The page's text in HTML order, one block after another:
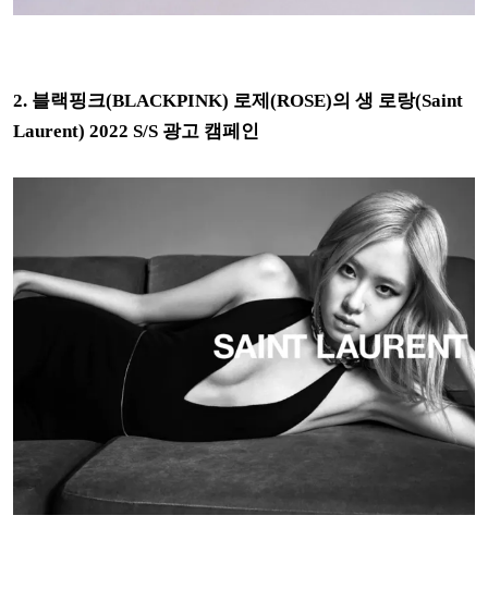
2. 블랙핑크(BLACKPINK) 로제(ROSE)의 생 로랑(Saint
Laurent) 2022 S/S 광고 캠페인